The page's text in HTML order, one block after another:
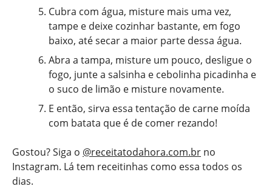
Cubra com água, misture mais uma vez,
tampe e deixe cozinhar bastante, em fogo
baixo, até secar a maior parte dessa água.
Abra a tampa, misture um pouco, desligue o
fogo, junte a salsinha e cebolinha picadinha e
o suco de limão e misture novamente.
E então, sirva essa tentação de carne moída
com batata que é de comer rezando!
Gostou? Siga o @receitatodahora.com.br no
Instagram. Lá tem receitinhas como essa todos os
dias.